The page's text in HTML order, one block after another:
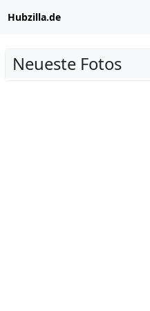
Hubzilla.de
Neueste Fotos